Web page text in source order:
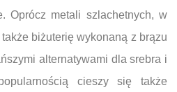
Oprócz metali szlachetnych, w
biżuterię wykonaną z brązu
alternatywami dla srebra i
cieszy się także